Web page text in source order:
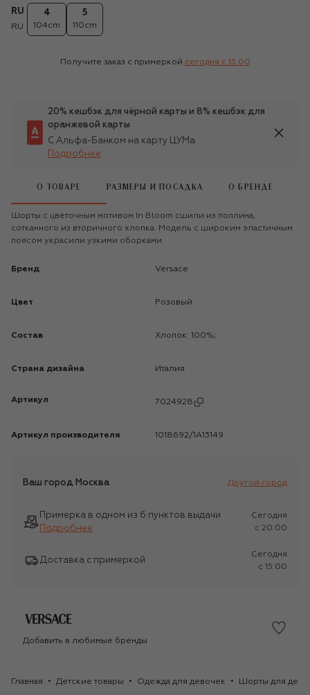
RU
RU
4
104cm
5
110cm
Получите заказ с примеркой сегодня c 15:00
20% кешбэк для чёрной карты и 8% кешбэк для
оранжевой карты
С Альфа-Банком на карту ЦУМа
Подробнее
О ТОВАРЕ РАЗМЕРЫ И ПОСАДКА О БРЕНДЕ
Шорты с цветочным мотивом In Bloom сшили из поплина,
сотканного из вторичного хлопка. Модель с широким эластичным
поясом украсили узкими оборками.
Бренд Versace
Цвет Розовый
Состав Хлопок: 100%;
Страна дизайна Италия
Артикул 7024928
Артикул производителя 1018692/1A13149
Ваш город Москва Другой город
Примерка в одном из 6 пунктов выдачи
Подробнее
Сегодня
c 20:00
Доставка с примеркой
Сегодня
c 15:00
Добавить в любимые бренды
Главная Детские товары Одежда для девочек Шорты для